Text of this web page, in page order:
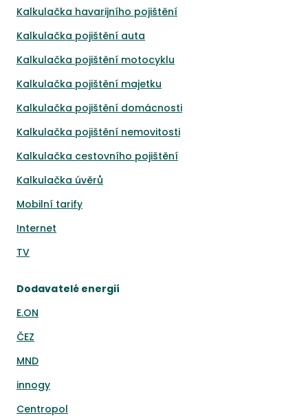
Kalkulačka havarijního pojištění
Kalkulačka pojištění auta
Kalkulačka pojištění motocyklu
Kalkulačka pojištění majetku
Kalkulačka pojištění domácnosti
Kalkulačka pojištění nemovitosti
Kalkulačka cestovního pojištění
Kalkulačka úvěrů
Mobilní tarify
Internet
TV
Dodavatelé energií
E.ON
ČEZ
MND
innogy
Centropol